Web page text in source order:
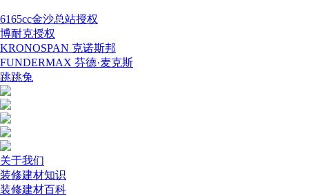
6165cc金沙总站授权
博耐克授权
KRONOSPAN 克诺斯邦
FUNDERMAX 芬德·麦克斯
跳跳兔
关于我们
装修建材知识
装修建材百科